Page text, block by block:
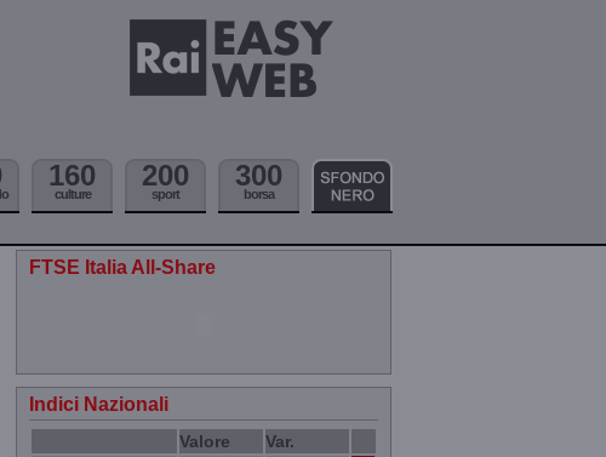
160
culture
200
sport
300
borsa
FTSE Italia All-Share
Indici Nazionali
Valore Var.